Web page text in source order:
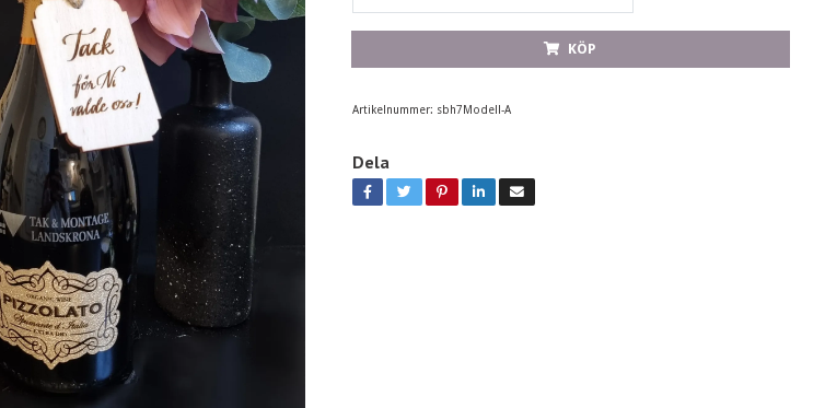
KÖP
Artikelnummer: sbh7Modell-A
Dela